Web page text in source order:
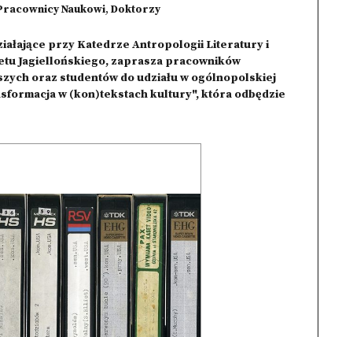
Naukowi, Doktorzy
przy Katedrze Antropologii Literatury i
Jagiellońskiego, zaprasza pracowników
oraz studentów do udziału w ogólnopolskiej
w (kon)tekstach kultury", która odbędzie